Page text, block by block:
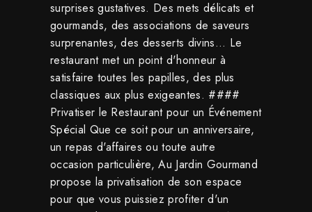
surprises gustatives. Des mets délicats et
gourmands, des associations de saveurs
surprenantes, des desserts divins... Le
restaurant met un point d'honneur à
satisfaire toutes les papilles, des plus
classiques aux plus exigeantes. ####
Privatiser le Restaurant pour un Événement
Spécial Que ce soit pour un anniversaire,
un repas d'affaires ou toute autre
occasion particulière, Au Jardin Gourmand
propose la privatisation de son espace
pour que vous puissiez profiter d'un